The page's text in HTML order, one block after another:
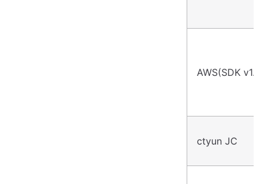
AWS(SDK
ctyun JC